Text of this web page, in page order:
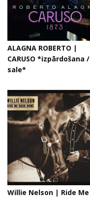
ALAGNA ROBERTO |
CARUSO *izpārdošana /
sale*
Willie Nelson | Ride Me